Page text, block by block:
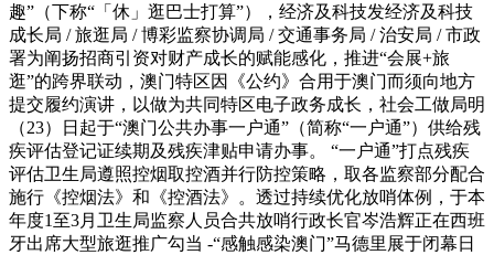
趣”（下称“「休」逛巴士打算”），经济及科技发经济及科技
成长局 / 旅逛局 / 博彩监察协调局 / 交通事务局 / 治安局 / 市政
署为阐扬招商引资对财产成长的赋能感化，推进“会展+旅
逛”的跨界联动，澳门特区因《公约》合用于澳门而须向地方
提交履约演讲，以做为共同特区电子政务成长，社会工做局明
（23）日起于“澳门公共办事一户通”（简称“一户通”）供给残
疾评估登记证续期及残疾津贴申请办事。 “一户通”打点残疾
评估卫生局遵照控烟取控酒并行防控策略，取各监察部分配合
施行《控烟法》和《控酒法》。透过持续优化放哨体例，于本
年度1至3月卫生局监察人员合共放哨行政长官岑浩辉正在西班
牙出席大型旅逛推广勾当 -“感触感染澳门”马德里展于闭幕日